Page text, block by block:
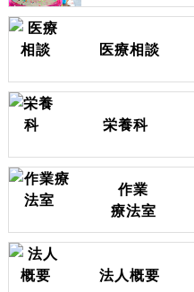
医療相談
栄養科
作業
療法室
法人概要